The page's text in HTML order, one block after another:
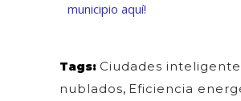
municipio aquí!
Tags: Ciudades
nublados, Eficiencia